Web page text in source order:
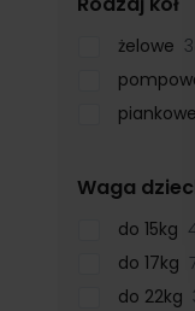
żelowe
piankowe
Waga
do 15kg
do 17kg
do 22kg